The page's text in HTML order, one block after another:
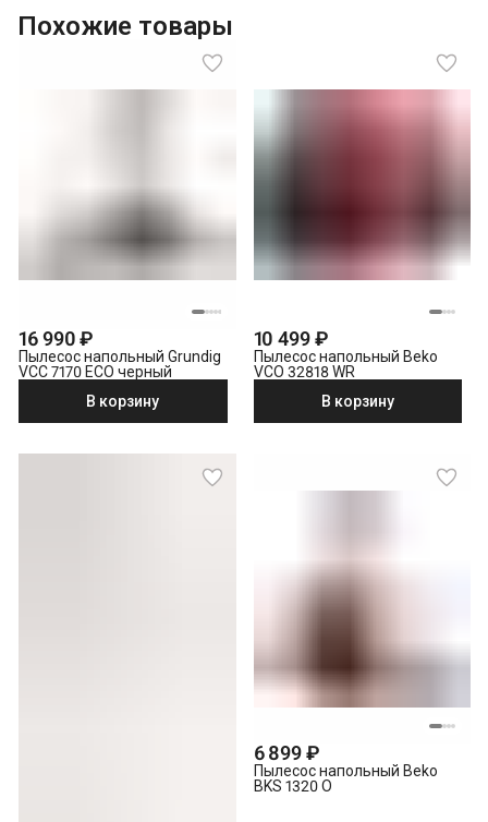
Похожие товары
16 990 ₽
Пылесос напольный Grundig
VCC 7170 ECO черный
В корзину
10 499 ₽
Пылесос напольный Beko
VCO 32818 WR
В корзину
6 899 ₽
Пылесос напольный Beko
BKS 1320 O